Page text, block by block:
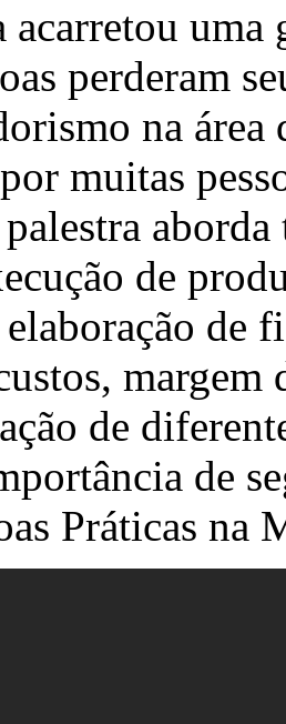
acarretou uma
perderam
na
muitas
de
elaboração de
margem
de
de
Práticas